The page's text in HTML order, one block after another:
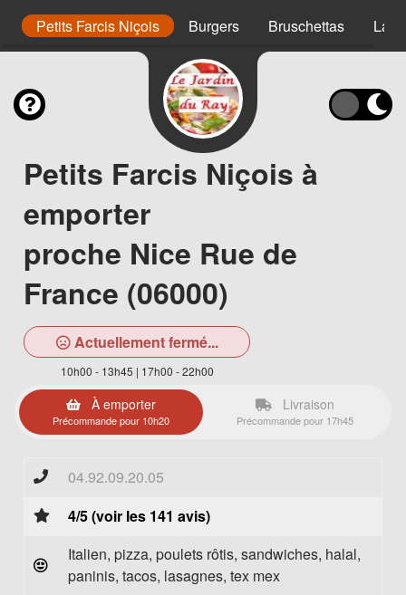
Petits Farcis Niçois Burgers Bruschettas
Petits Farcis Niçois à
emporter
proche Nice Rue de
France (06000)
Actuellement fermé...
10h00 - 13h45 | 17h00 - 22h00
À emporter
Précommande pour 10h20
Livraison
Précommande pour 17h45
04.92.09.20.05
4/5 (voir les 141 avis)
Italien, pizza, poulets rôtis, sandwiches, halal,
paninis, tacos, lasagnes, tex mex